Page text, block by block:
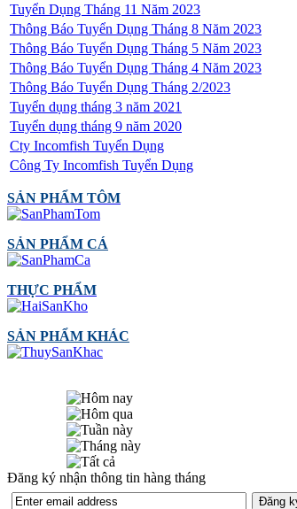
Tuyển Dụng Tháng 11 Năm 2023
Thông Báo Tuyển Dụng Tháng 8 Năm 2023
Thông Báo Tuyển Dụng Tháng 5 Năm 2023
Thông Báo Tuyển Dụng Tháng 4 Năm 2023
Thông Báo Tuyển Dụng Tháng 2/2023
Tuyển dụng tháng 3 năm 2021
Tuyển dụng tháng 9 năm 2020
Cty Incomfish Tuyển Dụng
Công Ty Incomfish Tuyển Dụng
SẢN PHẨM TÔM
SẢN PHẨM CÁ
THỰC PHẨM
SẢN PHẨM KHÁC
Đăng ký nhận thông tin hàng tháng